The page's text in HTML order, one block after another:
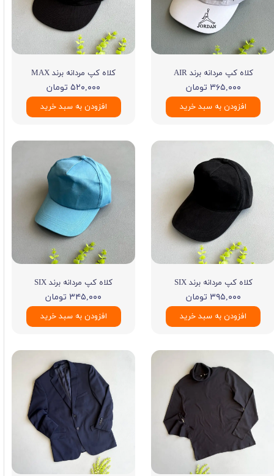
کلاه کپ مردانه برند AIR
۳۶۵,۰۰۰ تومان
افزودن به سبد خرید
کلاه کپ مردانه برند MAX
۵۲۰,۰۰۰ تومان
افزودن به سبد خرید
کلاه کپ مردانه برند SIX
۳۹۵,۰۰۰ تومان
افزودن به سبد خرید
کلاه کپ مردانه برند SIX
۳۴۵,۰۰۰ تومان
افزودن به سبد خرید